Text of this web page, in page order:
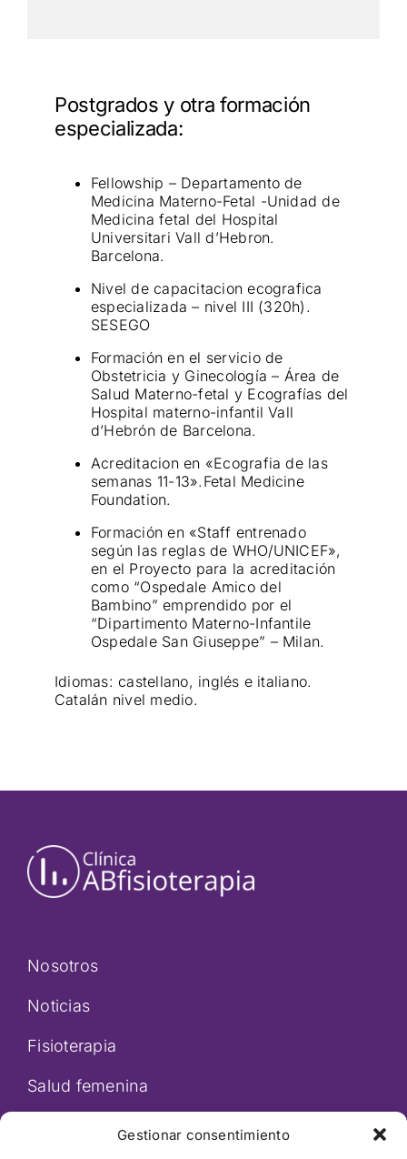
Gestionar consentimiento
Postgrados y otra formación
especializada:
Fellowship – Departamento de
Medicina Materno-Fetal -Unidad de
Medicina fetal del Hospital
Universitari Vall d’Hebron.
Barcelona.
Nivel de capacitacion ecografica
especializada – nivel III (320h).
SESEGO
Formación en el servicio de
Obstetricia y Ginecología – Área de
Salud Materno-fetal y Ecografías del
Hospital materno-infantil Vall
d’Hebrón de Barcelona.
Acreditacion en «Ecografia de las
semanas 11-13».Fetal Medicine
Foundation.
Formación en «Staff entrenado
según las reglas de WHO/UNICEF»,
en el Proyecto para la acreditación
como “Ospedale Amico del
Bambino” emprendido por el
“Dipartimento Materno-Infantile
Ospedale San Giuseppe” – Milan.
Idiomas: castellano, inglés e italiano.
Catalán nivel medio.
Nosotros
Noticias
Fisioterapia
Salud femenina